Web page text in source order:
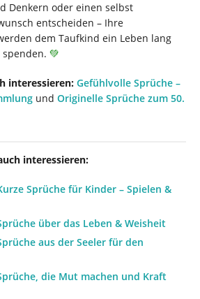
Denkern oder einen selbst
entscheiden – Ihre
dem Taufkind ein Leben lang
💚
interessieren: Gefühlvolle Sprüche –
und Originelle Sprüche zum 50.
interessieren:
Sprüche für Kinder – Spielen &
über das Leben & Weisheit
aus der Seeler für den
die Mut machen und Kraft